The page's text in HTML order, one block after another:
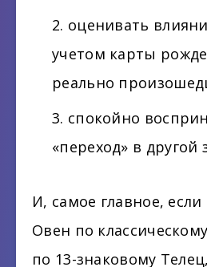
оценивать
учетом карты
реально
спокойно
«переход» в другой
И, самое главное,
Овен по
по 13-знаковому